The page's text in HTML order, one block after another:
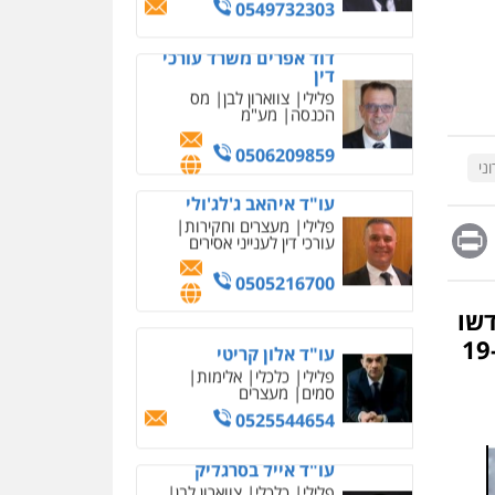
Message
Print
ההליכים בגין עבירות של ארגון הימורים והלבנת הון ב-19
דוד אפרים משרד עורכי
דין
פלילי צווארון לבן מס
הכנסה מע"מ
0506209859
עו"ד איהאב ג'לג'ולי
פלילי מעצרים וחקירות
עורכי דין לענייני אסירים
0505216700
עו"ד אלון קריטי
פלילי כלכלי אלימות
סמים מעצרים
0525544654
עו"ד אייל בסרגליק
פלילי כלכלי צווארון לבן
מחיקת כתבות מגוגל
דין
0522508109
אחסון אתרים
מהירות הגנה גיבוי
לעורכי דין
מרכז התחלה חדשה
אסירים עבירות מין
שירותים מקצועיים לעורכי
0544500346
מאיה בלום, עו"ס,
טיפול ושיקום
דין